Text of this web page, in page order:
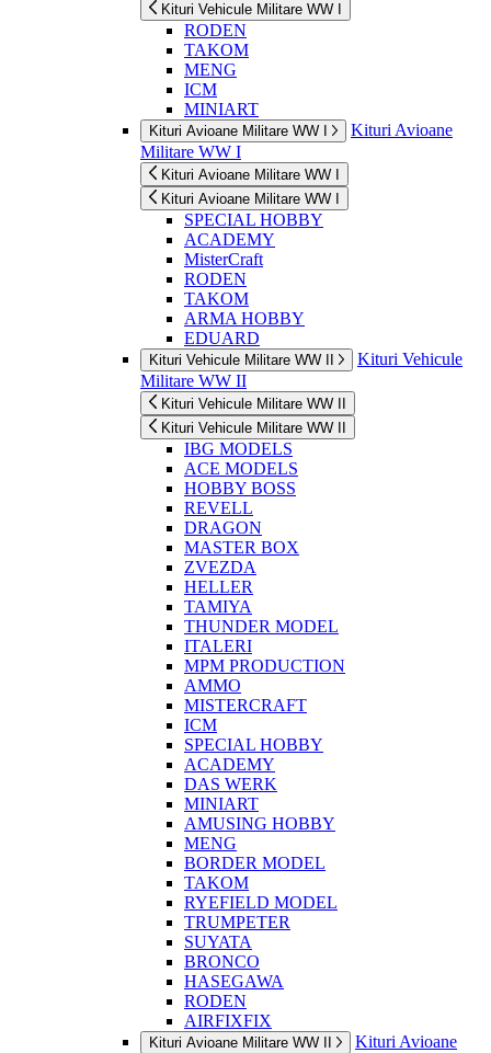
Kituri Vehicule Militare WW I
RODEN
TAKOM
MENG
ICM
MINIART
Kituri Avioane Militare WW I
Kituri Avioane
Militare WW I
Kituri Avioane Militare WW I
Kituri Avioane Militare WW I
SPECIAL HOBBY
ACADEMY
MisterCraft
RODEN
TAKOM
ARMA HOBBY
EDUARD
Kituri Vehicule Militare WW II
Kituri Vehicule
Militare WW II
Kituri Vehicule Militare WW II
Kituri Vehicule Militare WW II
IBG MODELS
ACE MODELS
HOBBY BOSS
REVELL
DRAGON
MASTER BOX
ZVEZDA
HELLER
TAMIYA
THUNDER MODEL
ITALERI
MPM PRODUCTION
AMMO
MISTERCRAFT
ICM
SPECIAL HOBBY
ACADEMY
DAS WERK
MINIART
AMUSING HOBBY
MENG
BORDER MODEL
TAKOM
RYEFIELD MODEL
TRUMPETER
SUYATA
BRONCO
HASEGAWA
RODEN
AIRFIXFIX
Kituri Avioane Militare WW II
Kituri Avioane